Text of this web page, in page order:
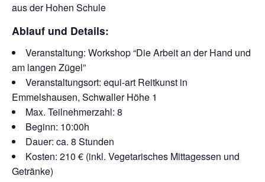
aus der Hohen Schule
Ablauf und Details:
Veranstaltung: Workshop “Die Arbeit an der Hand und
am langen Zügel”
Veranstaltungsort: equi-art Reitkunst in
Emmelshausen, Schwaller Höhe 1
Max. Teilnehmerzahl: 8
Beginn: 10:00h
Dauer: ca. 8 Stunden
Kosten: 210 € (inkl. Vegetarisches Mittagessen und
Getränke)